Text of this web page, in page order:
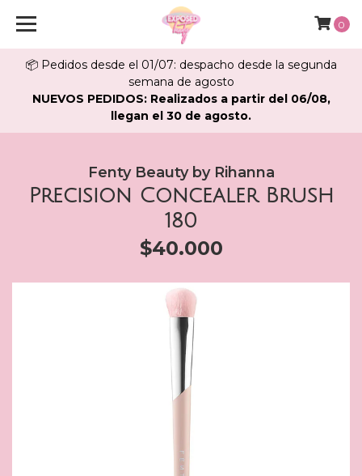
📦 Pedidos desde el 01/07: despacho desde la segunda
semana de agosto
NUEVOS PEDIDOS: Realizados a partir del 06/08,
llegan el 30 de agosto.
0
Fenty Beauty by Rihanna
Precision Concealer Brush
180
$40.000